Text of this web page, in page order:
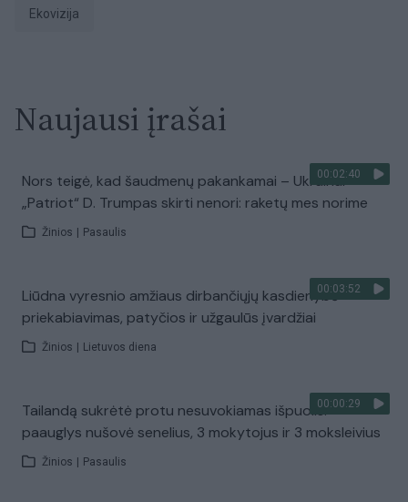
Ekovizija
Naujausi įrašai
00:02:40
Nors teigė, kad šaudmenų pakankamai – Ukrainai
„Patriot“ D. Trumpas skirti nenori: raketų mes norime
Žinios Pasaulis
00:03:52
Liūdna vyresnio amžiaus dirbančiųjų kasdienybė –
priekabiavimas, patyčios ir užgaulūs įvardžiai
Žinios Lietuvos diena
00:00:29
Tailandą sukrėtė protu nesuvokiamas išpuolis:
paauglys nušovė senelius, 3 mokytojus ir 3 moksleivius
Žinios Pasaulis